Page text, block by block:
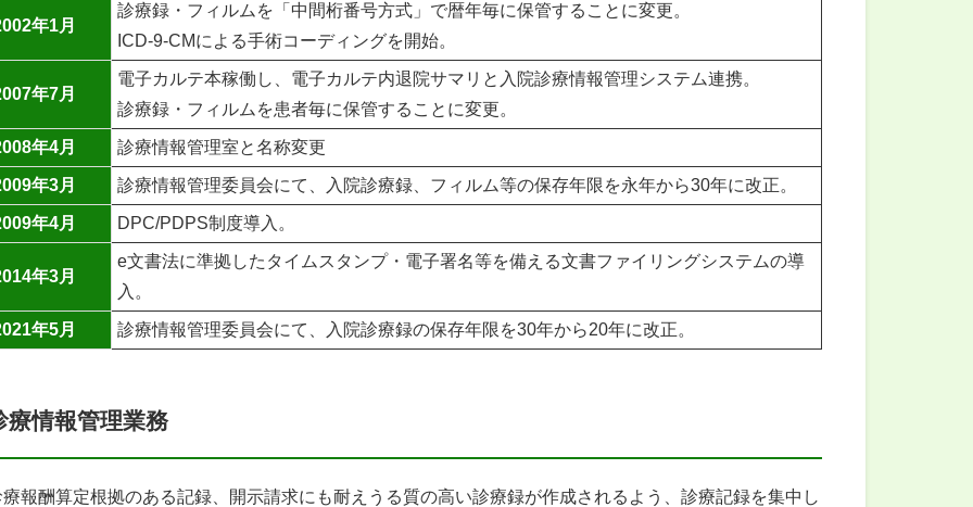
年1月
診療録・フィルムを「中間桁番号方式」で暦年毎に保管することに変更。
ICD-9-CMによる手術コーディングを開始。
年7月
電子カルテ本稼働し、電子カルテ内退院サマリと入院診療情報管理システム連携。
診療録・フィルムを患者毎に保管することに変更。
年4月 診療情報管理室と名称変更
年3月 診療情報管理委員会にて、入院診療録、フィルム等の保存年限を永年から30年に改正。
年4月 DPC/PDPS制度導入。
年3月
e文書法に準拠したタイムスタンプ・電子署名等を備える文書ファイリングシステムの導
入。
年5月 診療情報管理委員会にて、入院診療録の保存年限を30年から20年に改正。
療情報管理業務
報酬算定根拠のある記録、開示請求にも耐えうる質の高い診療録が作成されるよう、診療記録を集中し